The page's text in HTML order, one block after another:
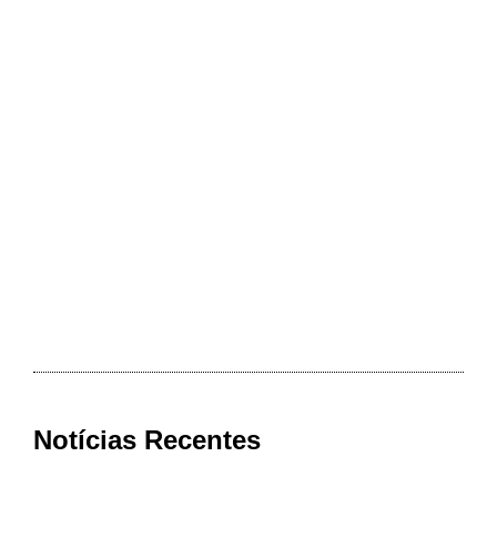
Notícias Recentes